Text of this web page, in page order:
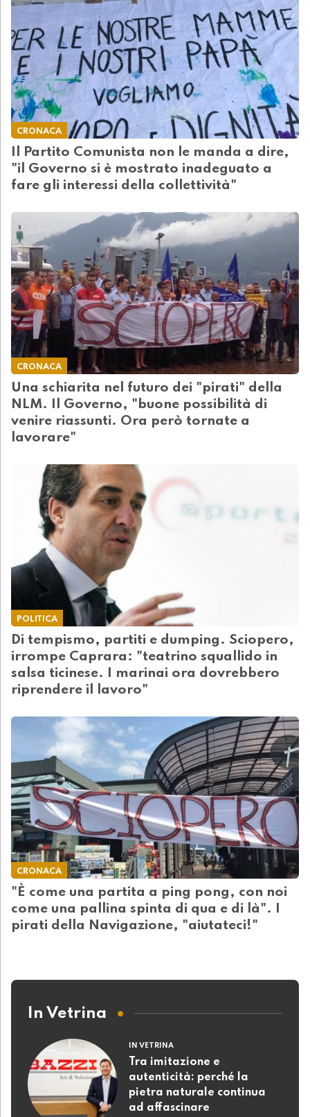
CRONACA
Il Partito Comunista non le manda a dire,
"il Governo si è mostrato inadeguato a
fare gli interessi della collettività"
CRONACA
Una schiarita nel futuro dei "pirati" della
NLM. Il Governo, "buone possibilità di
venire riassunti. Ora però tornate a
lavorare"
POLITICA
Di tempismo, partiti e dumping. Sciopero,
irrompe Caprara: "teatrino squallido in
salsa ticinese. I marinai ora dovrebbero
riprendere il lavoro"
CRONACA
"È come una partita a ping pong, con noi
come una pallina spinta di qua e di là". I
pirati della Navigazione, "aiutateci!"
In Vetrina
IN VETRINA
Tra imitazione e
autenticità: perché la
pietra naturale continua
ad affascinare